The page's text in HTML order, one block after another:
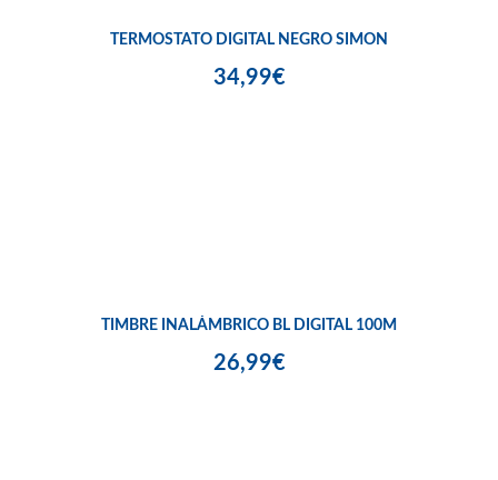
TERMOSTATO DIGITAL NEGRO SIMON
34,99€
TIMBRE INALÁMBRICO BL DIGITAL 100M
26,99€